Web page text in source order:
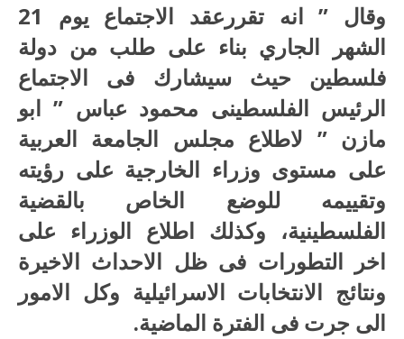
وقال ” انه تقررعقد الاجتماع يوم 21
الشهر الجاري بناء على طلب من دولة
فلسطين حيث سيشارك فى الاجتماع
الرئيس الفلسطينى محمود عباس ” ابو
مازن ” لاطلاع مجلس الجامعة العربية
على مستوى وزراء الخارجية على رؤيته
وتقييمه للوضع الخاص بالقضية
الفلسطينية، وكذلك اطلاع الوزراء على
اخر التطورات فى ظل الاحداث الاخيرة
ونتائج الانتخابات الاسرائيلية وكل الامور
الى جرت فى الفترة الماضية.